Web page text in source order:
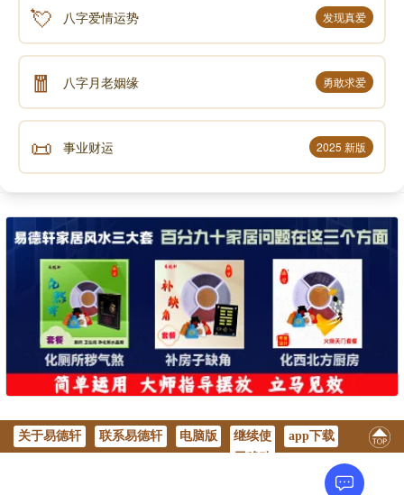
💘 八字爱情运势 发现真爱
🧧 八字月老姻缘 勇敢求爱
📜 事业财运 2025 新版
关于易德轩 联系易德轩 电脑版
继续使
app下载